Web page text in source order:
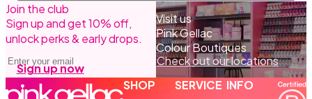
Prep and Base Coat, cure 60 sec.
1–2 colour coats, cure each for 60 sec.
Top Coat, cure 60 sec, then remove the sticky
layer with Cleaner.
Join the club
Sign up and get 10% off,
unlock perks & early drops.
Sign up now
Visit us
Pink Gellac
Colour Boutiques
Check out our locations
SHOP SERVICE INFO